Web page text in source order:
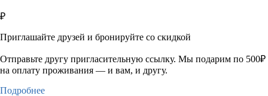
₽
Приглашайте друзей и бронируйте со скидкой
Отправьте другу пригласительную ссылку. Мы подарим по 500₽
на оплату проживания — и вам, и другу.
Подробнее